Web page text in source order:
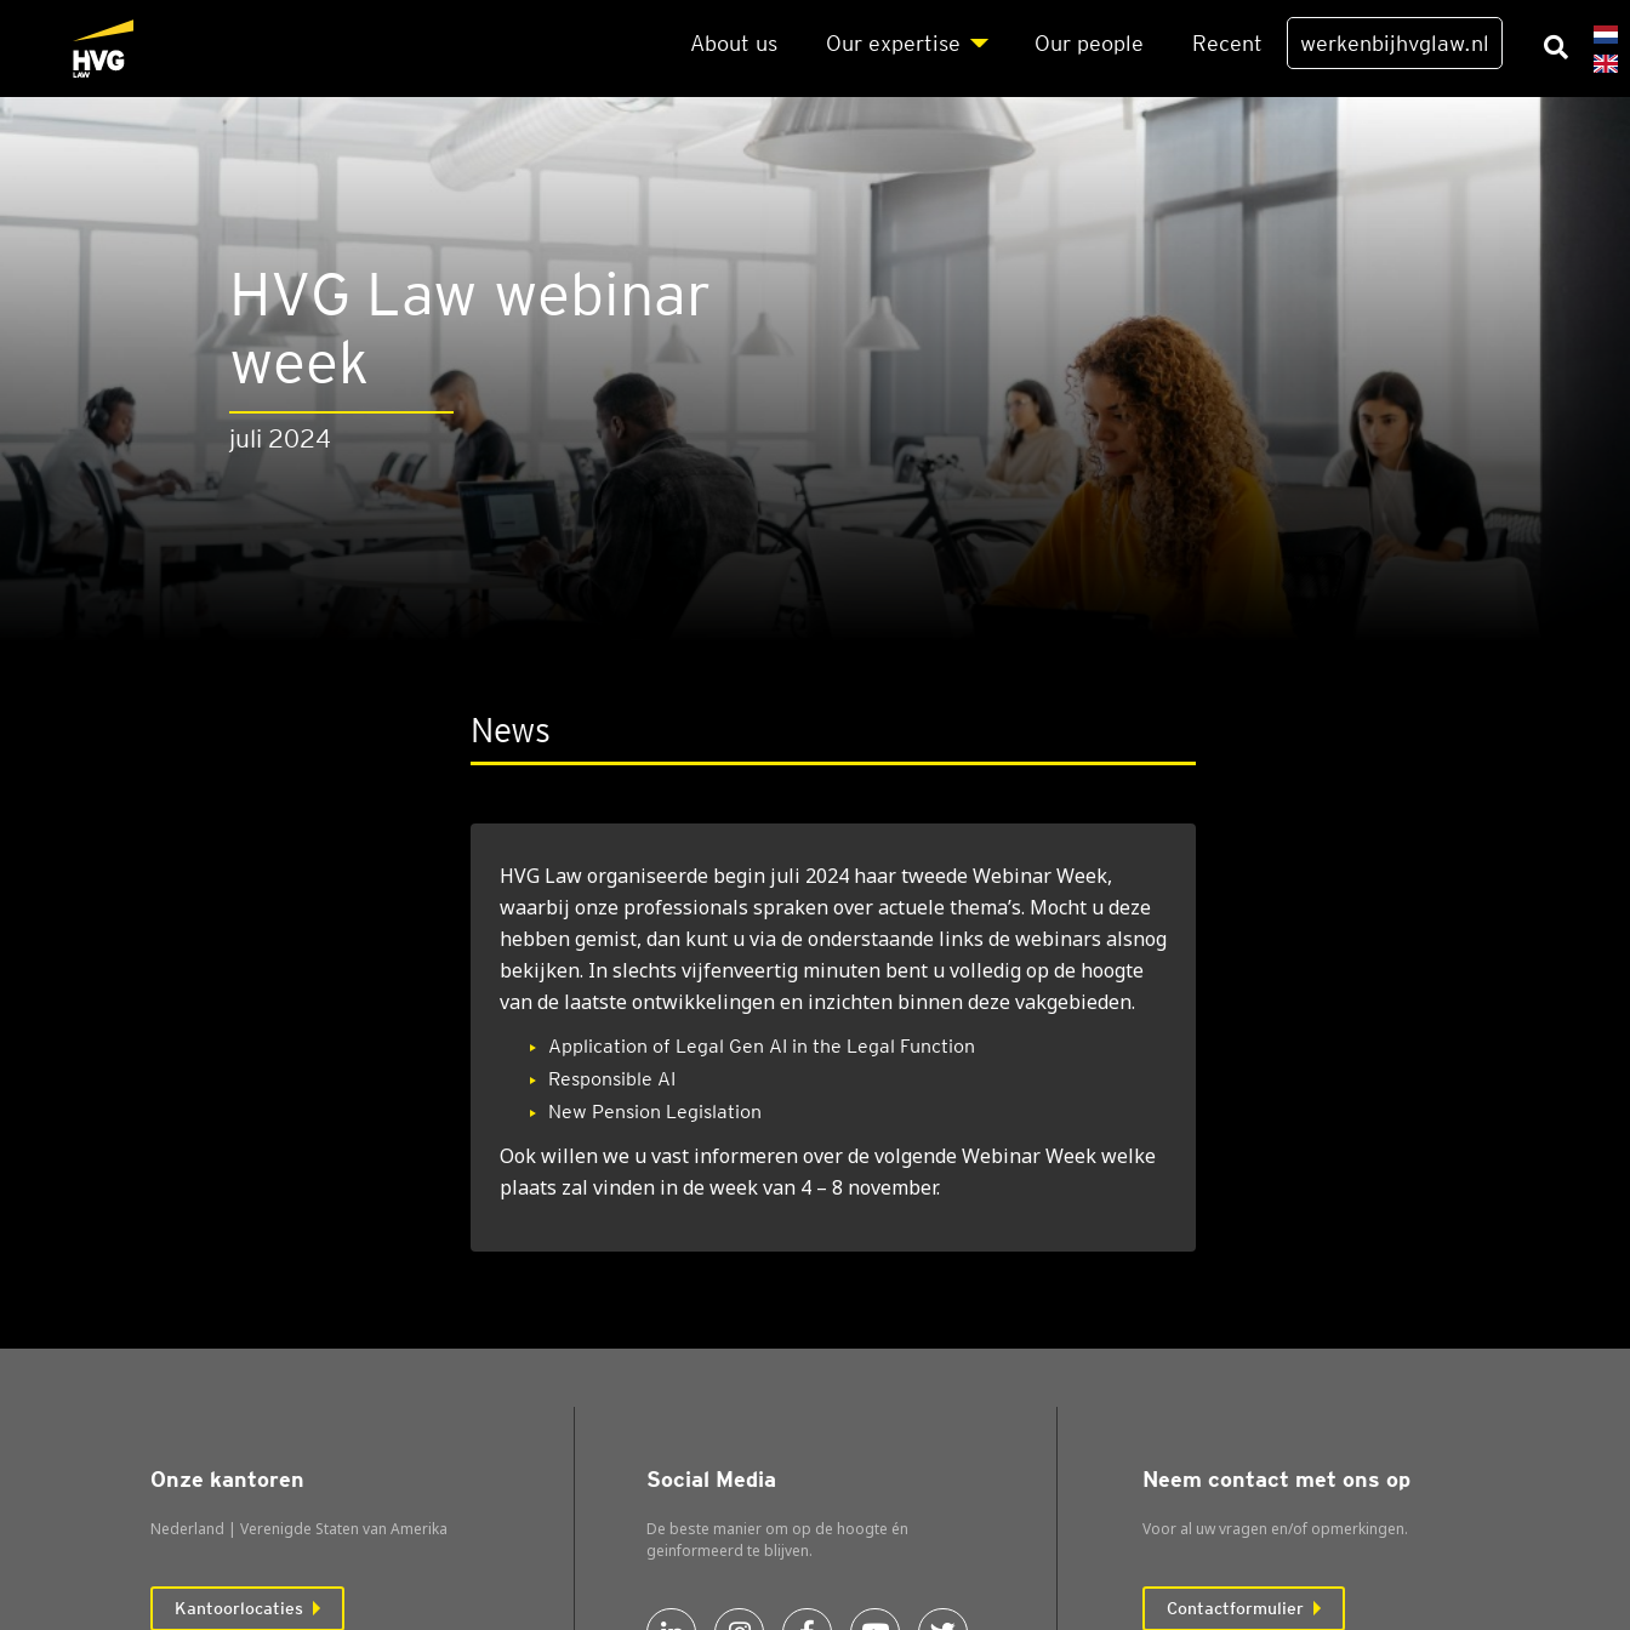
About us Our exper­ti­se Our peo­p­le Recent werkenbijhvglaw.nl
HVG Law webi­nar
week
juli 2024
News
HVG Law orga­ni­seer­de begin juli 2024 haar twee­de Webi­nar Week,
waar­bij onze pro­fes­si­o­nals spra­ken over actu­e­le thema’s. Mocht u deze
heb­ben gemist, dan kunt u via de onder­staan­de links de webinars als­nog
bekij­ken. In slechts vijf­en­veer­tig minu­ten bent u vol­le­dig op de hoog­te
van de laat­ste ont­wik­ke­lin­gen en inzich­ten bin­nen deze vak­ge­bie­den.
Application of Legal Gen AI in the Legal Function
Responsible AI
New Pension Legislation
Ook wil­len we u vast infor­me­ren over de vol­gen­de Webi­nar Week wel­ke
plaats zal vin­den in de week van 4 – 8 novem­ber.
Onze kantoren
Nederland | Verenigde Staten van Amerika
Kantoorlocaties
Social Media
De beste manier om op de hoogte én
geinformeerd te blijven.
Neem contact met ons op
Voor al uw vragen en/of opmerkingen.
Contactformulier